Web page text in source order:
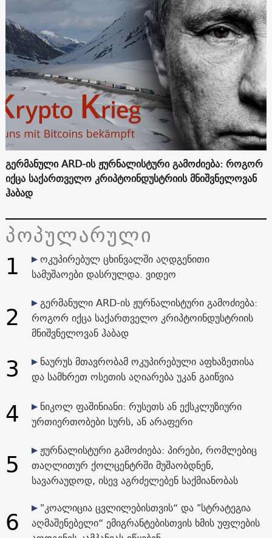
გერმანული ARD-ის ჟურნალისტური გამოძიება: როგორ
იქცა საქართველო კრიპტოინდუსტრიის მნიშვნელოვან
ჰაბად
პოპულარული
1
ოკუპირებულ ცხინვალში აღდგენითი
სამუშაოები დასრულდა. ვიდეო
2
გერმანული ARD-ის ჟურნალისტური გამოძიება:
როგორ იქცა საქართველო კრიპტოინდუსტრიის
მნიშვნელოვან ჰაბად
3
ნაურუს მთავრობამ ოკუპირებული აფხაზეთისა
და სამხრეთ ოსეთის აღიარება უკან გაიწვია
4
ნიკოლ ფაშინიანი: რუსეთს ან ექსკლუზიური
ურთიერთობები სურს, ან არაფერი
5
ჟურნალისტური გამოძიება: პირები, რომლებიც
თაღლითურ ქოლცენტრში მუშაობდნენ,
სავარაუდოდ, ისევ აგრძელებენ საქმიანობას
6
"კოალიცია ცვლილებისთვის“ და "სტრატეგია
აღმაშენებელი“ ემიგრანტებისთვის ხმის უფლების